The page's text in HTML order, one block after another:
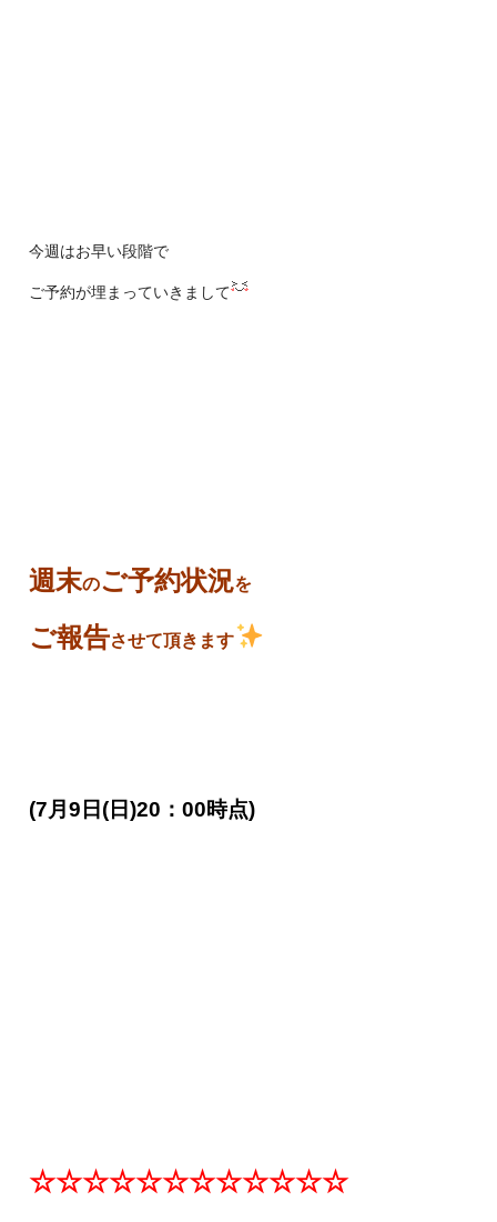
今週はお早い段階で
ご予約が埋まっていきまして
週末のご予約状況を
ご報告させて頂きます
(7月9日(日)20：00時点)
☆☆☆☆☆☆☆☆☆☆☆☆